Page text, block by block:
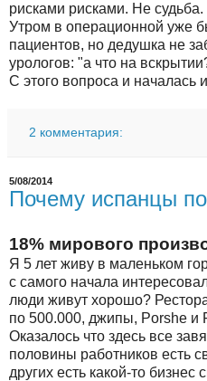
рисками рисками. Не судьба.
Утром в операционной уже
пациентов, но дедушка не
урологов: "а что на
С этого вопроса и началась
2 комментария:
5/08/2014
Почему испанцы
18% мирового
Я 5 лет живу в маленьком
с самого начала
люди живут хорошо?
по 500.000, джипы, Porshe и
Оказалось что здесь все
половины работников есть
других есть какой-то